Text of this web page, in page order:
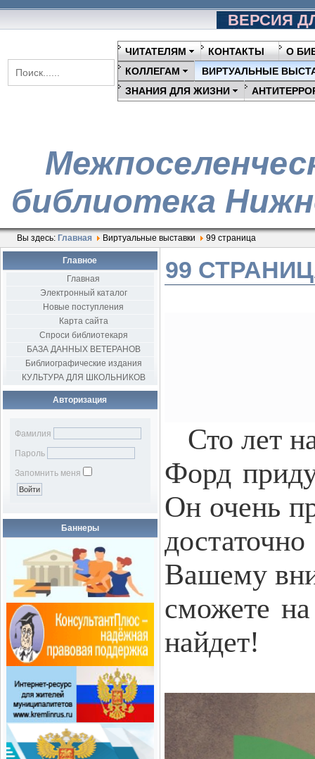
ВЕРСИЯ
ЧИТАТЕЛЯМ КОНТАКТЫ
О
КОЛЛЕГАМ
ВИРТУАЛЬНЫЕ
ЗНАНИЯ ДЛЯ ЖИЗНИ
библиотека
Вы здесь: Главная Виртуальные выставки 99 страница
Главное
Главная
Электронный каталог
Новые поступления
Карта сайта
Спроси библиотекаря
БАЗА ДАННЫХ ВЕТЕРАНОВ
Библиографические издания
КУЛЬТУРА ДЛЯ ШКОЛЬНИКОВ
Авторизация
Фамилия
Пароль
Запомнить меня
Баннеры
99
Сто лет
Форд
Он очень
Вашему
сможете
найдет!